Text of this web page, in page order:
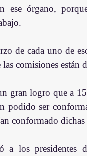
ese órgano,
de cada uno de
las comisiones están
gran logro que a
podido ser
conformado
a los presidentes